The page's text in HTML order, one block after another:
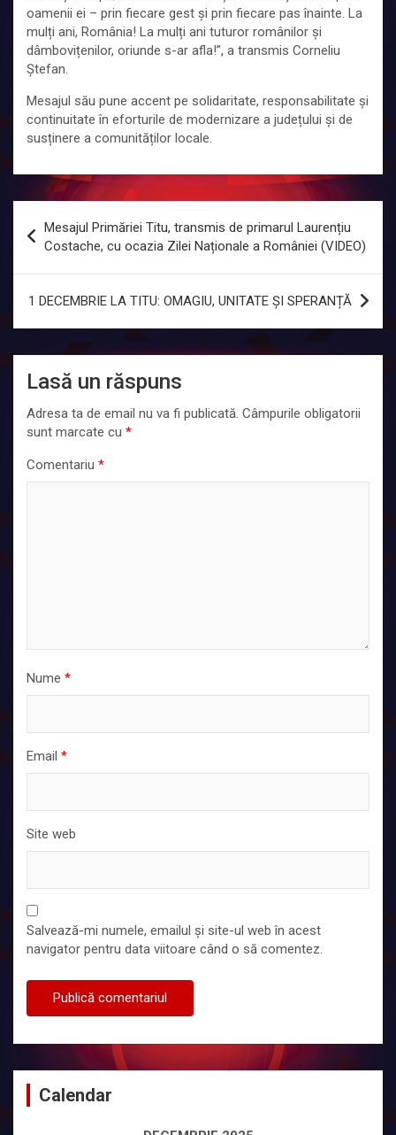
oamenii ei – prin fiecare gest și prin fiecare pas înainte. La
mulți ani, România! La mulți ani tuturor românilor și
dâmbovițenilor, oriunde s-ar afla!”, a transmis Corneliu
Ștefan.
Mesajul său pune accent pe solidaritate, responsabilitate și
continuitate în eforturile de modernizare a județului și de
susținere a comunităților locale.
în
articole
Mesajul Primăriei Titu, transmis de primarul Laurențiu
Costache, cu ocazia Zilei Naționale a României (VIDEO)
1 DECEMBRIE LA TITU: OMAGIU, UNITATE ȘI SPERANȚĂ
Lasă un răspuns
Adresa ta de email nu va fi publicată. Câmpurile obligatorii
sunt marcate cu *
Comentariu *
Nume *
Email *
Site web
Salvează-mi numele, emailul și site-ul web în acest
navigator pentru data viitoare când o să comentez.
Calendar